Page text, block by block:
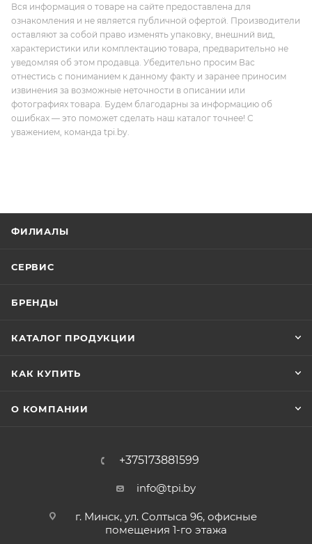
Вся информация о товаре на сайте предоставлена для
ознакомления и не является публичной офертой. Производители
оставляют за собой право изменять упаковку, внешний вид,
характеристики или комплектацию товара, предварительно не
уведомляя об этом продавца. Убедительно просим Вас
отнестись с пониманием к данному факту и заранее приносим
извинения за возможные неточности в описании или
фотографиях товара. Будем благодарны за информацию об
ошибках — это поможет сделать наш каталог точнее! С
уважением, команда tpi.by.
ФИЛИАЛЫ
СЕРВИС
БРЕНДЫ
КАТАЛОГ ПРОДУКЦИИ
КАК КУПИТЬ
О КОМПАНИИ
+375173881599
info@tpi.by
г. Минск, ул. Солтыса 96, офисные
помещения 1-го этажа